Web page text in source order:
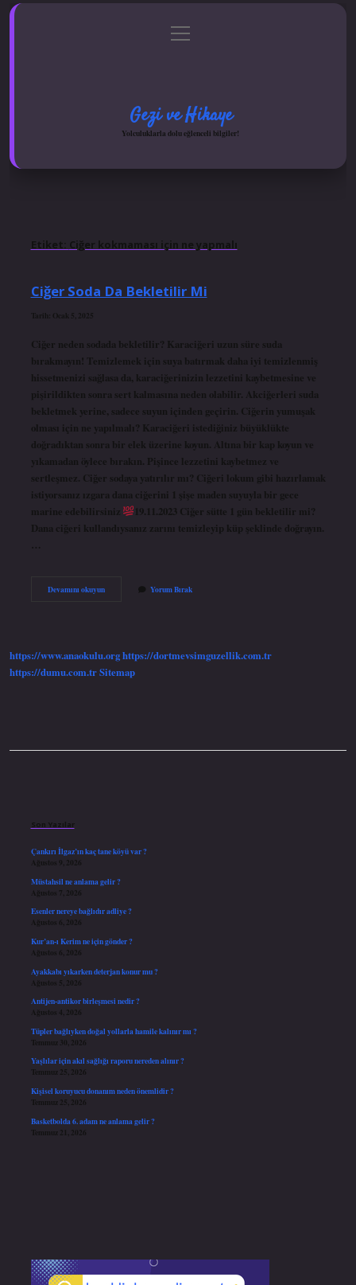
Gizlilik Politikası
menüyü
aç
Gezi ve Hikaye
Yolculuklarla dolu eğlenceli bilgiler!
Etiket: Ciğer kokmaması için ne yapmalı
Ciğer Soda Da Bekletilir Mi
Tarih: Ocak 5, 2025
Ciğer neden sodada bekletilir? Karaciğeri uzun süre suda
bırakmayın! Temizlemek için suya batırmak daha iyi temizlenmiş
hissetmenizi sağlasa da, karaciğerinizin lezzetini kaybetmesine ve
pişirildikten sonra sert kalmasına neden olabilir. Akciğerleri suda
bekletmek yerine, sadece suyun içinden geçirin. Ciğerin yumuşak
olması için ne yapılmalı? Karaciğeri istediğiniz büyüklükte
doğradıktan sonra bir elek üzerine koyun. Altına bir kap koyun ve
yıkamadan öylece bırakın. Pişince lezzetini kaybetmez ve
sertleşmez. Ciğer sodaya yatırılır mı? Ciğeri lokum gibi hazırlamak
istiyorsanız ızgara dana ciğerini 1 şişe maden suyuyla bir gece
marine edebilirsiniz
19.11.2023 Ciğer sütte 1 gün bekletilir mi?
Dana ciğeri kullandıysanız zarını temizleyip küp şeklinde doğrayın.
…
Devamını okuyunCiğer
Yorum Bırak
https://www.anaokulu.orghttps://dortmevsimguzellik.com.tr
https://dumu.com.trSitemap
Son Yazılar
Çankırı İlgaz’ın kaç tane köyü var ?
Ağustos 9, 2026
Müstahsil ne anlama gelir ?
Ağustos 7, 2026
Esenler nereye bağlıdır adliye ?
Ağustos 6, 2026
Kur’an-ı Kerim ne için gönder ?
Ağustos 6, 2026
Ayakkabı yıkarken deterjan konur mu ?
Ağustos 5, 2026
Antijen-antikor birleşmesi nedir ?
Ağustos 4, 2026
Tüpler bağlıyken doğal yollarla hamile kalınır mı ?
Temmuz 30, 2026
Yaşlılar için akıl sağlığı raporu nereden alınır ?
Temmuz 25, 2026
Kişisel koruyucu donanım neden önemlidir ?
Temmuz 25, 2026
Basketbolda 6. adam ne anlama gelir ?
Temmuz 21, 2026